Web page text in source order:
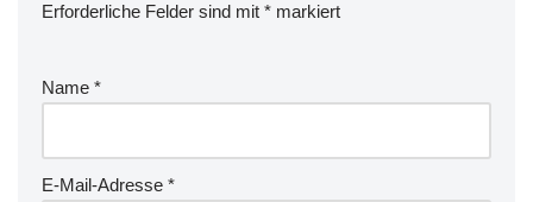
Erforderliche Felder sind mit * markiert
Name *
E-Mail-Adresse *